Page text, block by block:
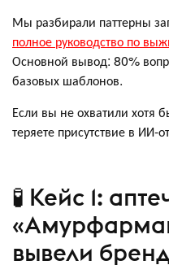
Мы разбирали паттерны
полное руководство по
Основной вывод: 80%
базовых шаблонов.
Если вы не охватили хотя
теряете присутствие в ИИ-
🧪 Кейс 1:
вывели